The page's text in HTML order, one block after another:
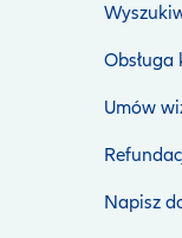
Obsługa
Umów
Napisz